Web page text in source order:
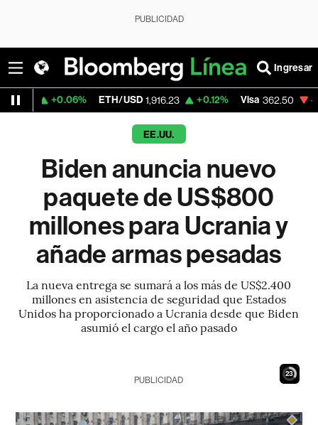
PUBLICIDAD
Ingresar
ETH/USD 1,916.23 +0.12% Visa 362.50 -2.15%
EE.UU.
Biden anuncia nuevo
paquete de US$800
millones para Ucrania y
añade armas pesadas
La nueva entrega se sumará a los más de US$2.400
millones en asistencia de seguridad que Estados
Unidos ha proporcionado a Ucrania desde que Biden
asumió el cargo el año pasado
22
PUBLICIDAD